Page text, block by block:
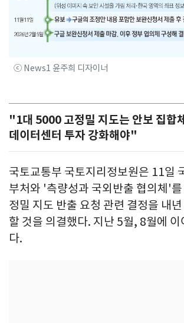
ⓒ News1 윤주희 디자이너
"1대 5000 고정밀 지도는 안보 집합
데이터센터 투자 강화해야"
국토교통부 국토지리정보원은 11일
부처와 '측량성과 국외반출 협의체'
정밀 지도 반출 요청 관련 결정을 내
할 것을 의결했다. 지난 5월, 8월에 이
다.